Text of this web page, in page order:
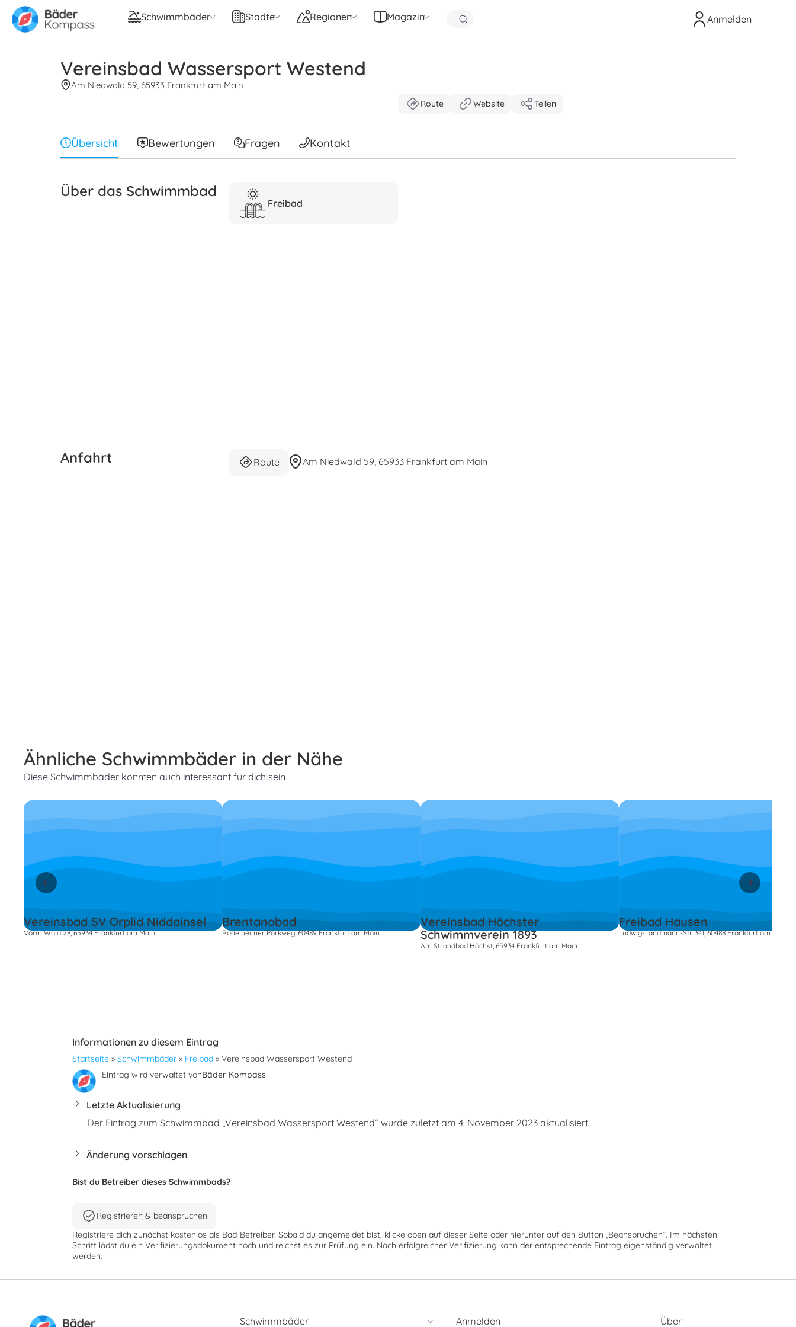
Schwimmbäder Städte Regionen Magazin Anmelden
Vereinsbad Wassersport Westend
Am Niedwald 59, 65933 Frankfurt am Main
Route Website Teilen
Übersicht Bewertungen Fragen Kontakt
Über das Schwimmbad
Freibad
Anfahrt Route Am Niedwald 59, 65933 Frankfurt am Main
Ähnliche Schwimmbäder in der Nähe
Diese Schwimmbäder könnten auch interessant für dich sein
Vereinsbad SV Orplid Niddainsel
Vorm Wald 28, 65934 Frankfurt am Main
Brentanobad
Rödelheimer Parkweg, 60489 Frankfurt am Main
Vereinsbad Höchster
Schwimmverein 1893
Am Strandbad Höchst, 65934 Frankfurt am Main
Freibad Hausen
Ludwig-Landmann-Str. 341, 60488 Frankfurt am Main
Informationen zu diesem Eintrag
Startseite » Schwimmbäder » Freibad » Vereinsbad Wassersport Westend
Eintrag wird verwaltet vonBäder Kompass
Letzte Aktualisierung
Der Eintrag zum Schwimmbad „Vereinsbad Wassersport Westend“ wurde zuletzt am 4. November 2023 aktualisiert.
Änderung vorschlagen
Bist du Betreiber dieses Schwimmbads?
Registrieren & beanspruchen
Registriere dich zunächst kostenlos als Bad-Betreiber. Sobald du angemeldet bist, klicke oben auf dieser Seite oder hierunter auf den Button „Beanspruchen“. Im nächsten
Schritt lädst du ein Verifizierungsdokument hoch und reichst es zur Prüfung ein. Nach erfolgreicher Verifizierung kann der entsprechende Eintrag eigenständig verwaltet
werden.
Schwimmbäder Anmelden Über